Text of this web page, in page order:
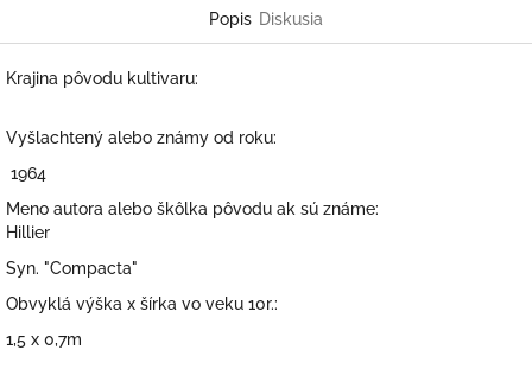
Popis Diskusia
Krajina pôvodu kultivaru:
Vyšlachtený alebo známy od roku:
1964
Meno autora alebo škôlka pôvodu ak sú známe:
Hillier
Syn. "Compacta"
Obvyklá výška x šírka vo veku 10r.:
1,5 x 0,7m